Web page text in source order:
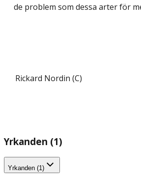
de problem som dessa arter för
Rickard Nordin (C)
Yrkanden (1)
Yrkanden (1)